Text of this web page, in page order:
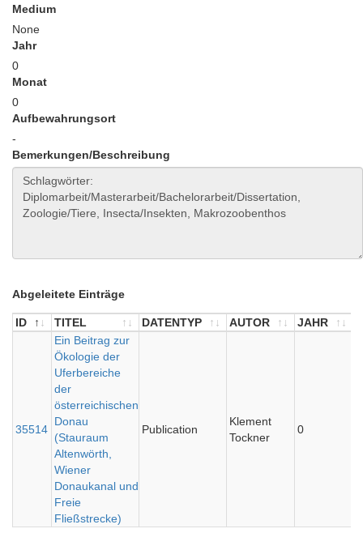
Medium
None
Jahr
0
Monat
0
Aufbewahrungsort
-
Bemerkungen/Beschreibung
Abgeleitete Einträge
ID TITEL DATENTYP AUTOR
JAHR
TITEL
35514
Ein Beitrag zur
Ökologie der
Uferbereiche
der
österreichischen
Donau
(Stauraum
Altenwörth,
Wiener
Donaukanal und
Freie
Fließstrecke)
Publication
Klement
Tockner
0